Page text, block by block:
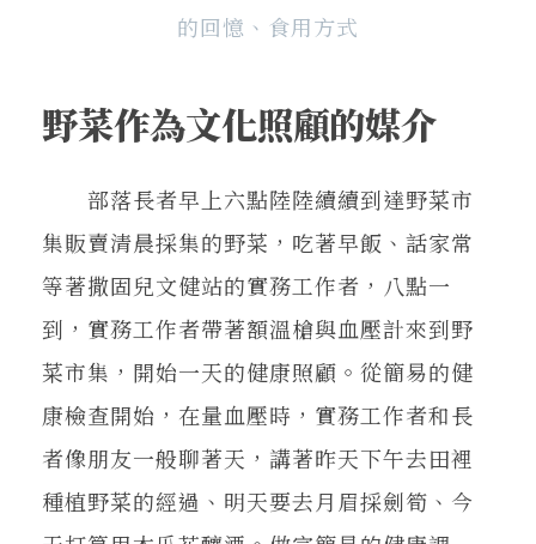
的回憶、食用方式
野菜作為文化照顧的媒介
部落長者早上六點陸陸續續到達野菜市
集販賣清晨採集的野菜，吃著早飯、話家常
等著撒固兒文健站的實務工作者，八點一
到，實務工作者帶著額溫槍與血壓計來到野
菜市集，開始一天的健康照顧。從簡易的健
康檢查開始，在量血壓時，實務工作者和長
者像朋友一般聊著天，講著昨天下午去田裡
種植野菜的經過、明天要去月眉採劍筍、今